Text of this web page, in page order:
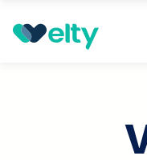
Prenota visita